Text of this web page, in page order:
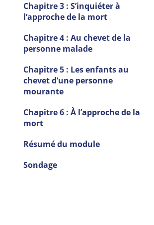
Chapitre 3 : S’inquiéter à
l’approche de la mort
Chapitre 4 : Au chevet de la
personne malade
Chapitre 5 : Les enfants au
chevet d’une personne
mourante
Chapitre 6 : À l’approche de la
mort
Résumé du module
Sondage